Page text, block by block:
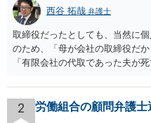
西谷 拓哉 弁護士
取締役だったとしても、当然に
のため、「母が会社の取締役だ
「有限会社の代取であった夫が
わりにする必要がある」という
続放棄したとしても、取締役で
をどうするのかという問題が残
2 労働組合の顧問弁護士